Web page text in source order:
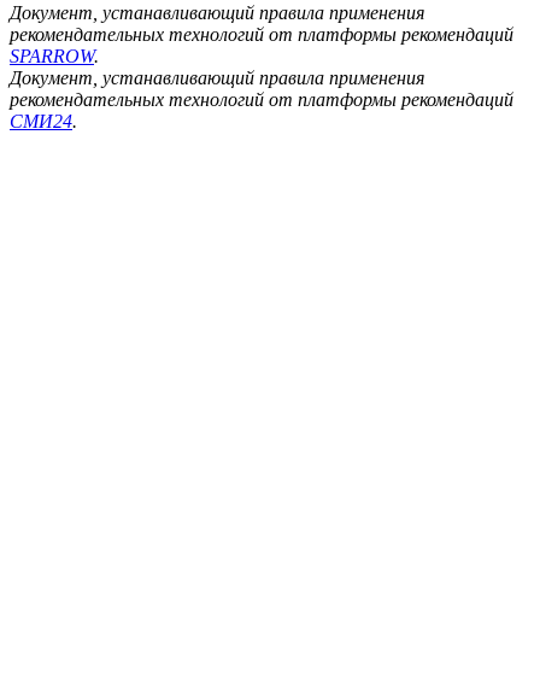
Документ, устанавливающий правила применения
рекомендательных технологий от платформы рекомендаций
SPARROW.
Документ, устанавливающий правила применения
рекомендательных технологий от платформы рекомендаций
СМИ24.